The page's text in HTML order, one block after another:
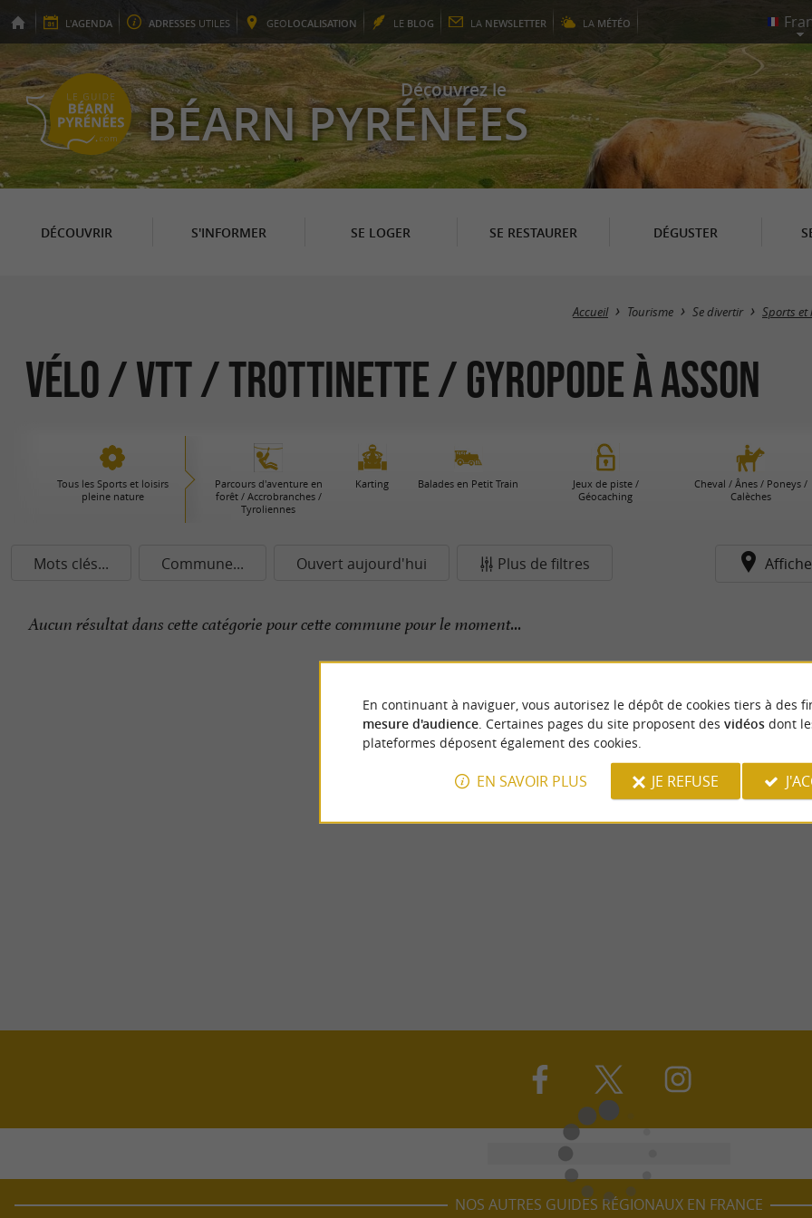
L'AGENDA ADRESSES UTILES GEOLOCALISATION LE BLOG LA NEWSLETTER LA MÉTÉO
Découvrez le
BÉARN PYRÉNÉES
DÉCOUVRIR S'INFORMER SE LOGER SE RESTAURER DÉGUSTER
Accueil Tourisme Se divertir Sports et
Vélo / VTT / Trottinette / Gyropode à Asson
Tous les Sports et loisirs
pleine nature
Parcours d'aventure en
forêt / Accrobranches /
Tyroliennes
Karting Balades en Petit Train
Jeux de piste /
Géocaching
Cheval / Ânes / Poneys /
Calèches
Mots clés... Commune... Ouvert aujourd'hui Plus de filtres
Aucun résultat dans cette catégorie pour cette commune pour le moment...
NOS AUTRES GUIDES RÉGIONAUX EN FRANCE
En continuant à naviguer, vous autorisez le dépôt de cookies tiers à des
mesure d'audience. Certaines pages du site proposent des vidéosdont
plateformes déposent également des cookies.
EN SAVOIR PLUS JE REFUSE